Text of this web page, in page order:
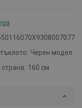
Черен модел
160 см